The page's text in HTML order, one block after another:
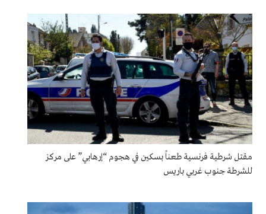
مقتل شرطية فرنسية طعناً بسكين في هجوم “إرهابي” على مركز
للشرطة جنوب غربي باريس